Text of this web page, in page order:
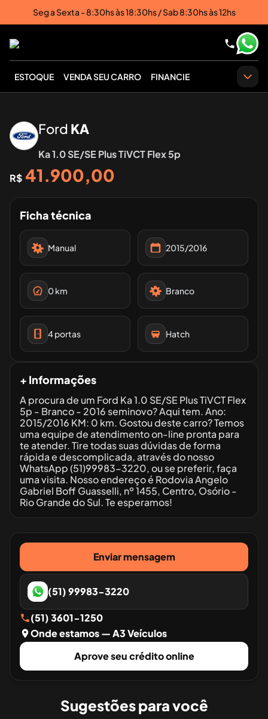
Seg a Sexta - 8:30hs às 18:30hs / Sab 8:30hs às 12hs
ESTOQUE VENDA SEU CARRO FINANCIE
Imagem em breve
Ford KA
Ka 1.0 SE/SE Plus TiVCT Flex 5p
R$ 41.900,00
Ficha técnica
Manual 2015/2016
0km Branco
4portas Hatch
+ Informações
A procura de um Ford Ka 1.0 SE/SE Plus TiVCT Flex
5p - Branco - 2016 seminovo? Aqui tem. Ano:
2015/2016 KM: 0 km. Gostou deste carro? Temos
uma equipe de atendimento on-line pronta para
te atender. Tire todas suas dúvidas de forma
rápida e descomplicada, através do nosso
WhatsApp (51)99983-3220, ou se preferir, faça
uma visita. Nosso endereço é Rodovia Angelo
Gabriel Boff Guasselli, nº 1455, Centro, Osório -
Rio Grande do Sul. Te esperamos!
Enviar mensagem
(51) 99983-3220
(51) 3601-1250
Onde estamos— A3 Veículos
Aprove seu crédito online
Sugestões para você